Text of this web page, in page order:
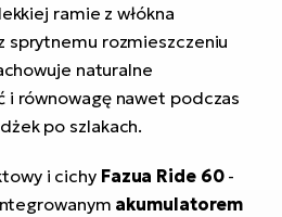
ramie z włókna
sprytnemu rozmieszczeniu
naturalne
i równowagę nawet podczas
po szlakach.
i cichy Fazua Ride 60-
akumulatorem